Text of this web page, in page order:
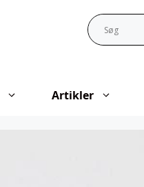
Artikler